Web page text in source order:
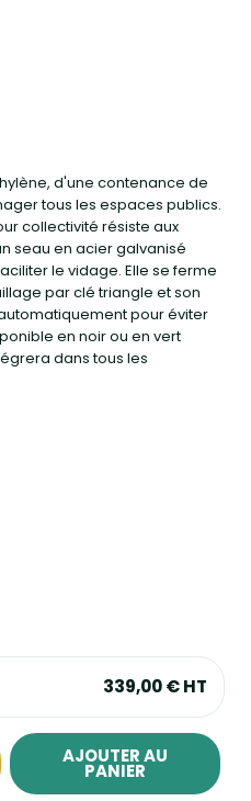
d'une contenance de
tous les espaces publics.
collectivité résiste aux
seau en acier galvanisé
le vidage. Elle se ferme
par clé triangle et son
pour éviter
en noir ou en vert
dans tous les
339,00 €HT
AJOUTER AU
PANIER